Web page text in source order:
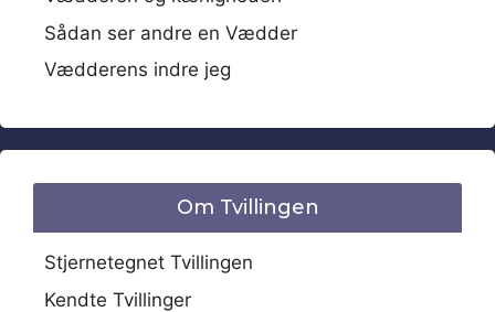
Sådan ser andre en Vædder
Vædderens indre jeg
Om Tvillingen
Stjernetegnet Tvillingen
Kendte Tvillinger